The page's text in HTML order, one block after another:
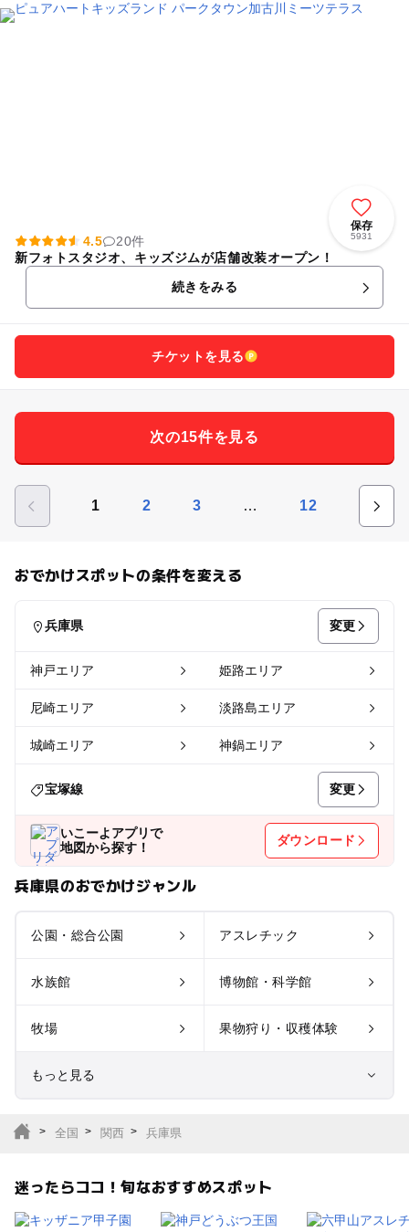
保存
5931
4.5
20件
新フォトスタジオ、キッズジムが店舗改装オープン！
続きをみる
チケットを見る
次の15件を見る
1 2 3 … 12
おでかけスポットの条件を変える
兵庫県 変更
神戸エリア 姫路エリア
尼崎エリア 淡路島エリア
城崎エリア 神鍋エリア
宝塚線 変更
いこーよアプリで
地図から探す！
ダウンロード
兵庫県のおでかけジャンル
公園・総合公園 アスレチック
水族館 博物館・科学館
牧場 果物狩り・収穫体験
もっと見る
サファリパーク
植物園・フラワーパー
全国 関西 兵庫県
迷ったらココ！旬なおすすめスポット